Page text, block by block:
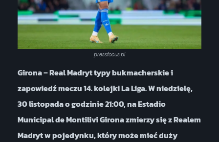
pressfocus.pl
Girona – Real Madryt typy bukmacherskie i
zapowiedź meczu 14. kolejki La Liga. W niedzielę,
30 listopada o godzinie 21:00, na Estadio
Municipal de Montilivi Girona zmierzy się z Realem
Madryt w pojedynku, który może mieć duży